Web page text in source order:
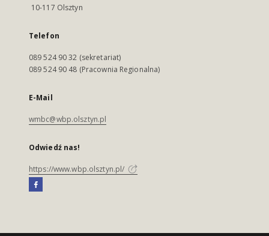
10-117 Olsztyn
Telefon
089 524 90 32 (sekretariat)
089 524 90 48 (Pracownia Regionalna)
E-Mail
wmbc@wbp.olsztyn.pl
Odwiedź nas!
https://www.wbp.olsztyn.pl/